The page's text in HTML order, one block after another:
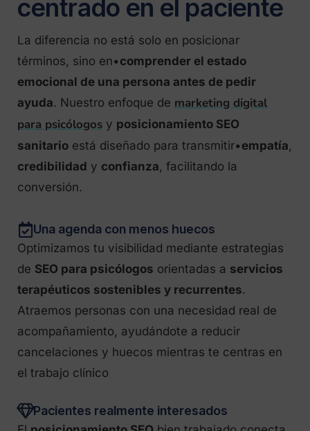
centrado en el paciente
La diferencia no está solo en posicionar
términos, sino en• comprender el estado
emocional de una persona antes de pedir
ayuda. Nuestro enfoque de marketing digital
para psicólogos y posicionamiento SEO
sanitario está diseñado para transmitir• empatía,
credibilidad y confianza, facilitando la
conversión.
Una agenda con menos huecos
Optimizamos tu visibilidad mediante estrategias
de SEO para psicólogos orientadas a servicios
terapéuticos sostenibles y recurrentes.
Atraemos personas con una necesidad real de
acompañamiento, ayudándote a reducir
cancelaciones y huecos mientras te centras en
el trabajo clínico
Pacientes realmente interesados